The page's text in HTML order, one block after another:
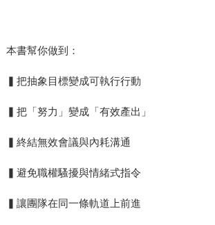
本書幫你做到：
▍把抽象目標變成可執行行動
▍把「努力」變成「有效產出」
▍終結無效會議與內耗溝通
▍避免職權騷擾與情緒式指令
▍讓團隊在同一條軌道上前進